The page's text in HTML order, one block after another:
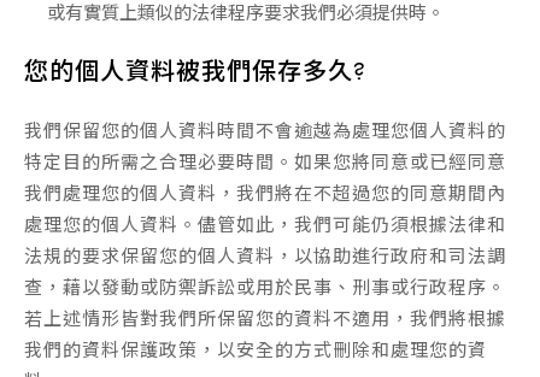
或有實質上類似的法律程序要求我們必須提供時。
您的個人資料被我們保存多久?
我們保留您的個人資料時間不會逾越為處理您個人資料的
特定目的所需之合理必要時間。如果您將同意或已經同意
我們處理您的個人資料，我們將在不超過您的同意期間內
處理您的個人資料。儘管如此，我們可能仍須根據法律和
法規的要求保留您的個人資料，以協助進行政府和司法調
查，藉以發動或防禦訴訟或用於民事、刑事或行政程序。
若上述情形皆對我們所保留您的資料不適用，我們將根據
我們的資料保護政策，以安全的方式刪除和處理您的資